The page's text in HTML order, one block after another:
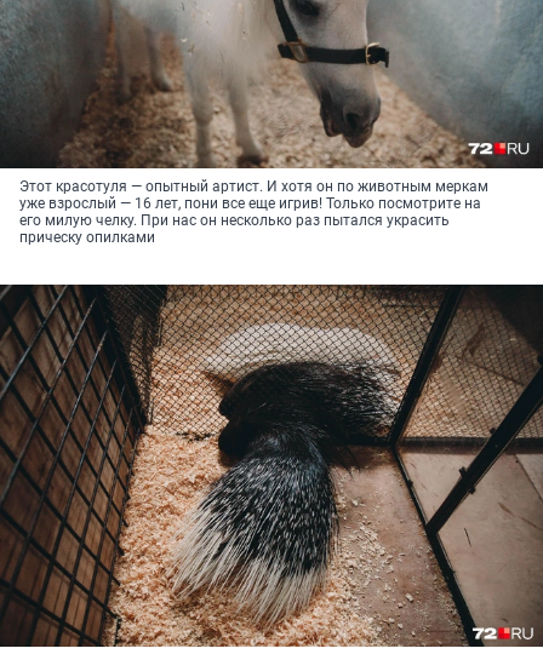
Этот красотуля — опытный артист. И хотя он по животным меркам
уже взрослый — 16 лет, пони все еще игрив! Только посмотрите на
его милую челку. При нас он несколько раз пытался украсить
прическу опилками